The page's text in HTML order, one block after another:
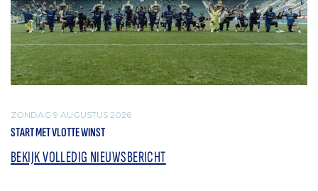
ZONDAG 9 AUGUSTUS 2026
START MET VLOTTE WINST
BEKIJK VOLLEDIG NIEUWSBERICHT